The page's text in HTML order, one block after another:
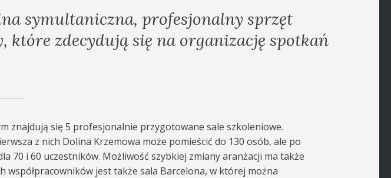
symultaniczna, profesjonalny sprzęt
które zdecydują się na organizację spotkań
znajdują się 5 profesjonalnie przygotowane sale szkoleniowe.
z nich Dolina Krzemowa może pomieścić do 130 osób, ale po
70 i 60 uczestników. Możliwość szybkiej zmiany aranżacji ma także
współpracowników jest także sala Barcelona, w której można